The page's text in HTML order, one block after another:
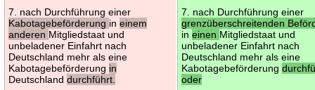
7. nach Durchführung einer
Kabotagebeförderung ineinem
anderen Mitgliedstaat und
unbeladener Einfahrt nach
Deutschland mehr als eine
Kabotagebeförderung in
Deutschlanddurchführt.
7. nach Durchführung einer
grenzüberschreitenden
ineinen Mitgliedstaat und
unbeladener Einfahrt nach
Deutschland mehr als eine
Kabotagebeförderung
oder